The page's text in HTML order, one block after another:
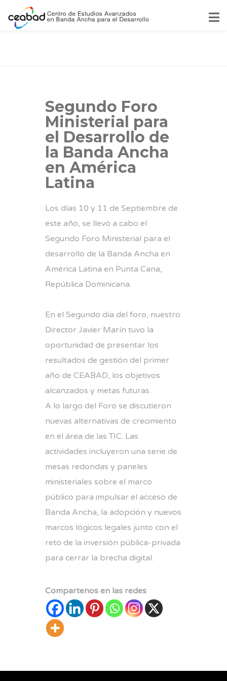
Segundo Foro
Ministerial para
el Desarrollo de
la Banda Ancha
en América
Latina
Los días 10 y 11 de Septiembre de
este año, se llevó a cabo el
Segundo Foro Ministerial para el
desarrollo de la Banda Ancha en
América Latina en Punta Cana,
República Dominicana.
En el Segundo día del foro, nuestro
Director Javier Marín tuvo la
oportunidad de presentar los
resultados de gestión del primer
año de CEABAD, los objetivos
alcanzados y metas futuras.
A lo largo del Foro se discutieron
nuevas alternativas de crecimiento
en el área de las TIC. Las
actividades incluyeron una serie de
mesas redondas y paneles
ministeriales sobre el marco
público para impulsar el acceso de
Banda Ancha, la adopción y nuevos
marcos lógicos legales junto con el
reto de la inversión pública-privada
para cerrar la brecha digital.
Compartenos en las redes